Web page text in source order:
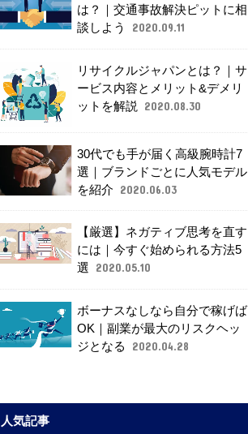
は？｜交通事故解決ピットに相
談しよう
2020.09.11
リサイクルジャパンとは？｜サ
ービス内容とメリット&デメリ
ットを解説
2020.08.30
30代でも手が届く高級腕時計7
選｜ブランドごとに人気モデル
を紹介
2020.06.03
【厳選】ネガティブ思考を直す
には｜今すぐ始められる方法5
選
2020.05.10
ボーナスなしなら自分で稼げば
OK｜副業が最大のリスクヘッ
ジとなる
2020.04.28
人気記事